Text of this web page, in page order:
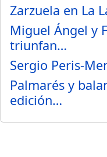
Zarzuela en La
Miguel Ángel y
triunfan…
Sergio Peris-
Palmarés y
edición…